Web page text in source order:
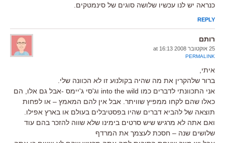
כנראה יש לנו עכשיו שלושה סוגים של סינמטקים.
REPLY
רותם
25 אוקטובר 2008 at 16:13
PERMALINK
איתי,
ברור שלהקרין את מה שהיה בקולנוע זו לא הכוונה שלי.
אני התכוונתי לדברים כמו into the wild וג'סי ג'יימס -אבל גם אלו, הם
כאלו שהם לקחו ממפיץ שוויתר. אבל אין להם המאמץ – או לפחות
תוצאה של להביא דברים שהיו בפסטיבלים בעולם או בארץ אפילו.
ואם אתה לא מרגיש שיש סרטים בימינו שלא שווה להזכר בהם עוד
שלושים שנה – חסכת לעצמך את המרדף